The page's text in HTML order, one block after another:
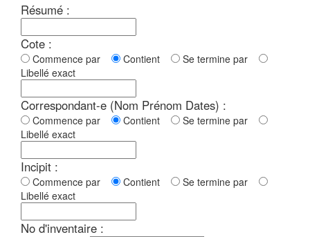
Résumé :
Cote :
Commence par Contient
Se termine par
Libellé exact
Correspondant-e (Nom Prénom Dates) :
Commence par Contient
Se termine par
Libellé exact
Incipit :
Commence par Contient
Se termine par
Libellé exact
No d'inventaire :